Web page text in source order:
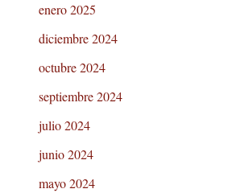
enero 2025
diciembre 2024
octubre 2024
septiembre 2024
julio 2024
junio 2024
mayo 2024